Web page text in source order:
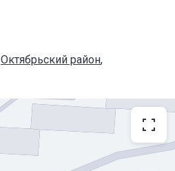
Октябрьский район,